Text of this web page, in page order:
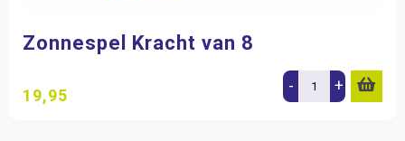
Zonnespel Kracht van 8
19,95 - +